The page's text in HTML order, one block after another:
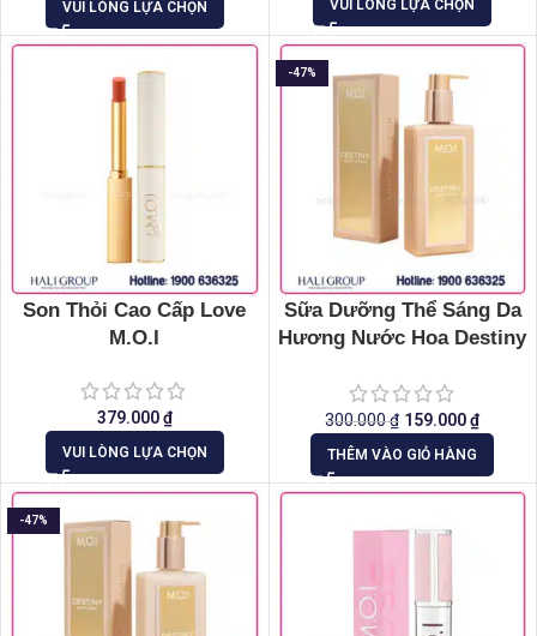
VUI LÒNG LỰA CHỌN VUI LÒNG LỰA CHỌN
Son Thỏi Cao Cấp Love
M.O.I
379.000₫
VUI LÒNG LỰA CHỌN
-47%
Sữa Dưỡng Thể Sáng Da
Hương Nước Hoa Destiny
300.000₫ 159.000₫
THÊM VÀO GIỎ HÀNG
-47%